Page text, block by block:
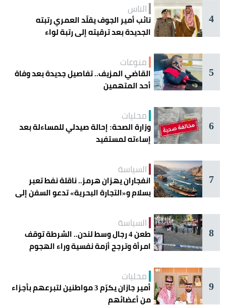
4
الناس
نائب أمير الجوف يقلّد العمري رتبته
الجديدة بعد ترقيته إلى رتبة لواء
5
منوعات
القاضي المزيف.. تفاصيل جديدة بعد وفاة
أحد المتهمين
6
محليات
وزارة الصحة: إحالة صيدلي للمساءلة بعد
إساءته لمستفيد
7
السياسة
انفجاران يهزان هرمز.. ناقلة نفط تعبر
بسلام و«التجارة البحرية» تدعو السفن إلى
8
السياسة
طعن 4 رجال وسط لندن.. الشرطة توقف
امرأة وترجح أزمة نفسية وراء الهجوم
9
محليات
أمير جازان يكرّم 3 مواطنين لتبرعهم بأجزاء
من أعضائهم